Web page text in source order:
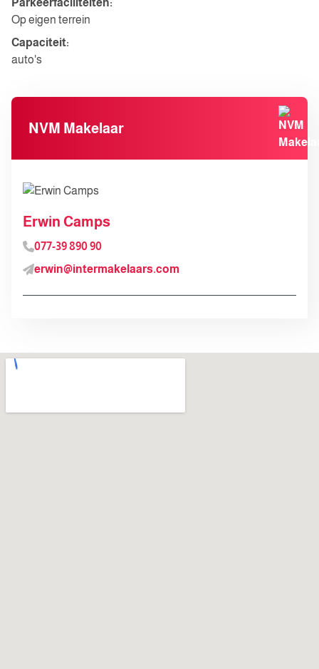
Parkeerfaciliteiten:
Op eigen terrein
Capaciteit:
auto's
NVM Makelaar
Erwin Camps
077-39 890 90
erwin@intermakelaars.com